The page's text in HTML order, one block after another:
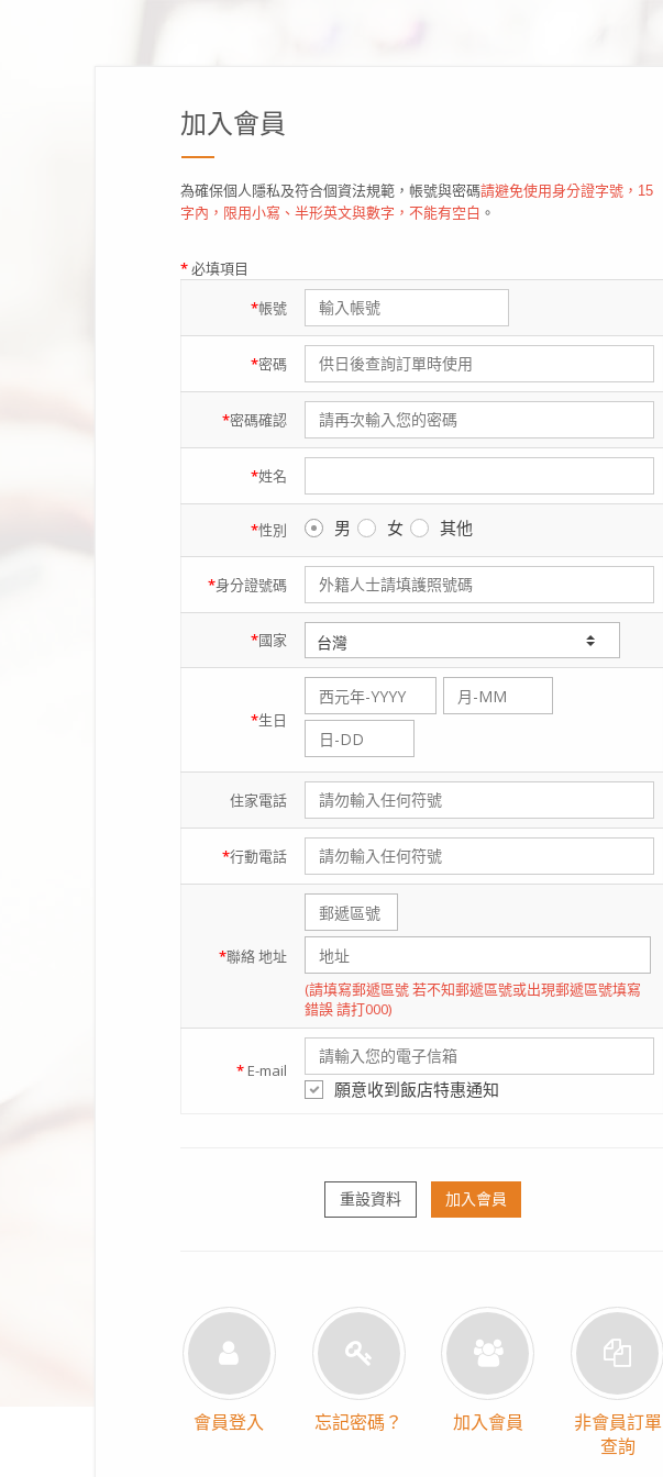
加入會員
為確保個人隱私及符合個資法規範，帳號與密碼請避免使用身分證字號，15
字內，限用小寫、半形英文與數字，不能有空白 。
*必填項目
*帳號
*密碼
*密碼確認
*姓名
*性別 男 女 其他
*身分證號碼
*國家
*生日
住家電話
*行動電話
*聯絡地址
(請填寫郵遞區號 若不知郵遞區號或出現郵遞區號填寫
錯誤 請打000)
* E-mail
願意收到飯店特惠通知
重設資料 加入會員
會員登入 忘記密碼？ 加入會員
非會員訂單
查詢